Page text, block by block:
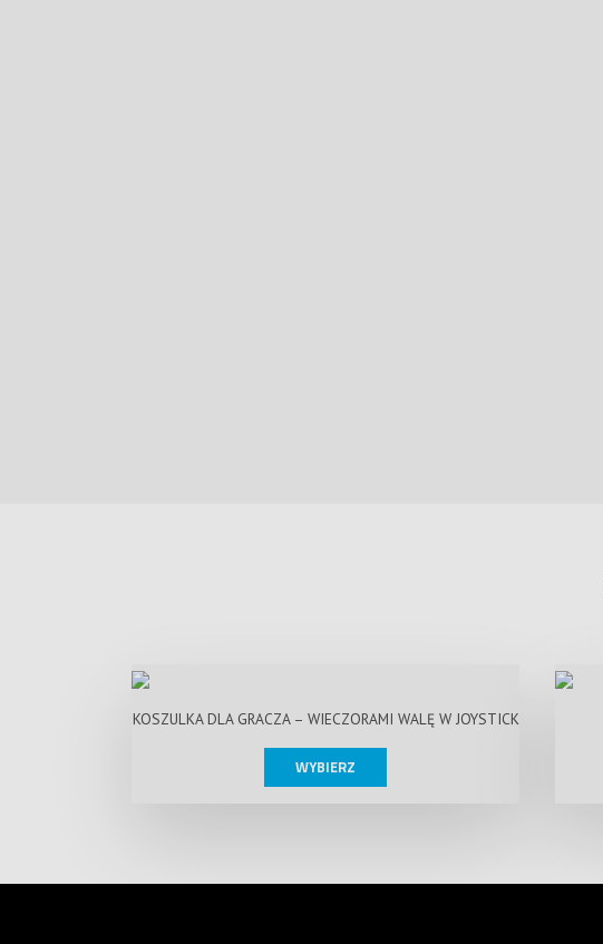
KOSZULKA DLA GRACZA – WIECZORAMI WALĘ W JOYSTICK
WYBIERZ